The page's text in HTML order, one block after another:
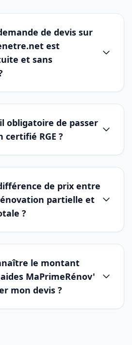
de devis sur
est
et sans
obligatoire de passer
RGE ?
de prix entre
partielle et
?
le montant
MaPrimeRénov'
mon devis ?